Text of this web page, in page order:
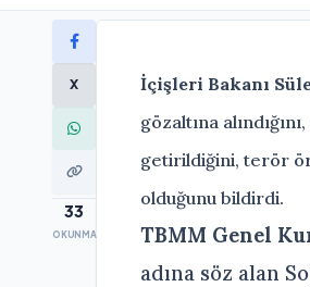
X
33
OKUNMA
İçişleri Bakanı
gözaltına
getirildiğini, terör
olduğunu bildirdi.
TBMM Genel
adına söz alan